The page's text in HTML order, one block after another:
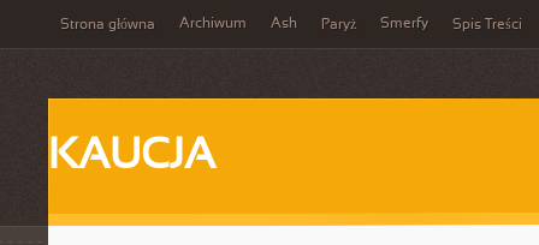
Strona główna Archiwum Ash Paryż Smerfy Spis Treści
KAUCJA